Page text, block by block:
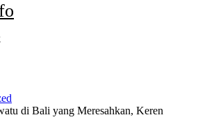
di Bali yang Meresahkan, Keren